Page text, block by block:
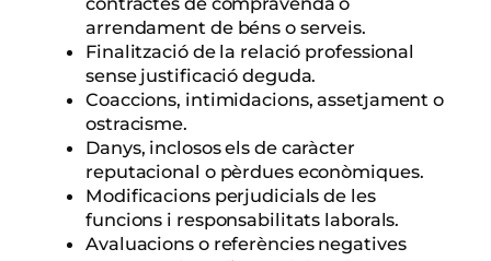
arrendament de béns o serveis.
Finalització de la relació professional
sense justificació deguda.
Coaccions, intimidacions, assetjament o
ostracisme.
Danys, inclosos els de caràcter
reputacional o pèrdues econòmiques.
Modificacions perjudicials de les
funcions i responsabilitats laborals.
Avaluacions o referències negatives